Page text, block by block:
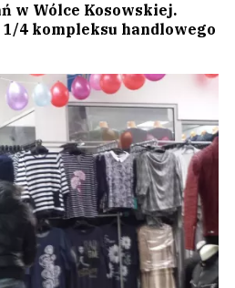
w Wólce Kosowskiej.
4 kompleksu handlowego